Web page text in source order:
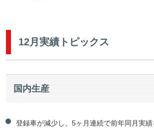
12月実績トピックス
国内生産
登録車が減少し、5ヶ月連続で前年同月実績